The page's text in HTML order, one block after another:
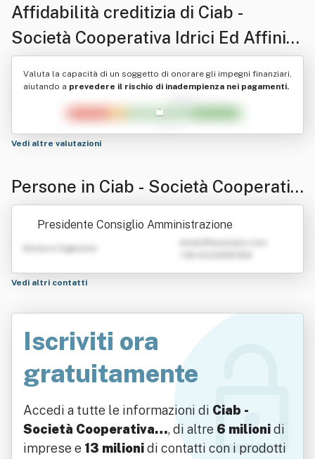
Affidabilità creditizia di Ciab -
Società Cooperativa Idrici Ed Affini
In Breve Ciab Soc. Coop
Valuta la capacità di un soggetto di onorare gli impegni finanziari,
aiutando a prevedere il rischio di inadempienza nei pagamenti.
Vedi altre valutazioni
Persone in Ciab - Società Cooperativ
a Idrici Ed Affini In Breve Ciab Soc. C
Presidente Consiglio Amministrazione
Nome e Cognome
Vedi altri contatti
Iscriviti ora
gratuitamente
Accedi a tutte le informazioni di Ciab -
Società Cooperativa…, di altre 6 milionidi
imprese e 13 milionidi contatti con i prodotti